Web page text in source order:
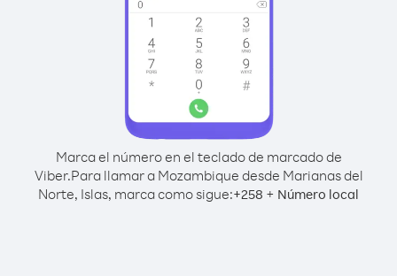
Marca el número en el teclado de marcado de
Viber.Para llamar a Mozambique desde Marianas del
Norte, Islas, marca como sigue:+258 + Número local